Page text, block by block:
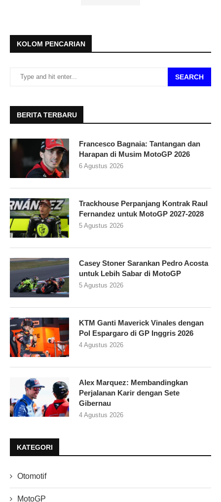
KOLOM PENCARIAN
SEARCH
BERITA TERBARU
Francesco Bagnaia: Tantangan dan
Harapan di Musim MotoGP 2026
6 Agustus 2026
Trackhouse Perpanjang Kontrak Raul
Fernandez untuk MotoGP 2027-2028
5 Agustus 2026
Casey Stoner Sarankan Pedro Acosta
untuk Lebih Sabar di MotoGP
5 Agustus 2026
KTM Ganti Maverick Vinales dengan
Pol Espargaro di GP Inggris 2026
4 Agustus 2026
Alex Marquez: Membandingkan
Perjalanan Karir dengan Sete
Gibernau
4 Agustus 2026
KATEGORI
Otomotif
MotoGP